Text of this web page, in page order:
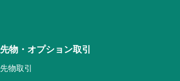
先物・オプション取引
先物取引